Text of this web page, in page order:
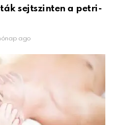
sejtszinten a petri-
hónap ago